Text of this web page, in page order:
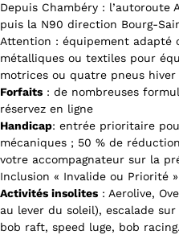
Depuis Chambéry : l’autoroute
puis la N90 direction Bourg-
Attention : équipement adapté
métalliques ou textiles pour
motrices ou quatre pneus hiver
Forfaits : de nombreuses
réservez en ligne
Handicap: entrée prioritaire
mécaniques ; 50 % de
votre accompagnateur sur la
Inclusion « Invalide ou Priorité
Activités insolites : Aerolive,
au lever du soleil), escalade
bob raft, speed luge, bob